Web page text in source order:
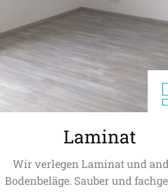
Laminat
Wir verlegen Laminat und
Bodenbeläge. Sauber und